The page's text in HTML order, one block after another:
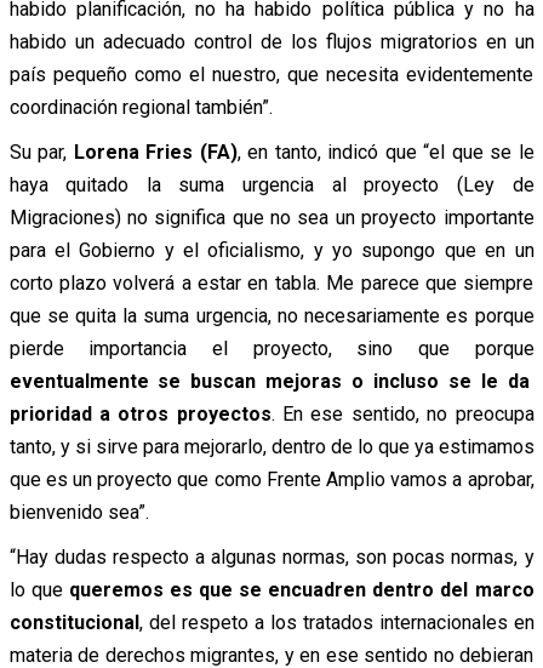
habido planificación, no ha habido política pública y no ha
habido un adecuado control de los flujos migratorios en un
país pequeño como el nuestro, que necesita evidentemente
coordinación regional también”.
Su par, Lorena Fries (FA), en tanto, indicó que “el que se le
haya quitado la suma urgencia al proyecto (Ley de
Migraciones) no significa que no sea un proyecto importante
para el Gobierno y el oficialismo, y yo supongo que en un
corto plazo volverá a estar en tabla. Me parece que siempre
que se quita la suma urgencia, no necesariamente es porque
pierde importancia el proyecto, sino que porque
eventualmente se buscan mejoras o incluso se le da
prioridad a otros proyectos. En ese sentido, no preocupa
tanto, y si sirve para mejorarlo, dentro de lo que ya estimamos
que es un proyecto que como Frente Amplio vamos a aprobar,
bienvenido sea”.
“Hay dudas respecto a algunas normas, son pocas normas, y
lo que queremos es que se encuadren dentro del marco
constitucional, del respeto a los tratados internacionales en
materia de derechos migrantes, y en ese sentido no debieran